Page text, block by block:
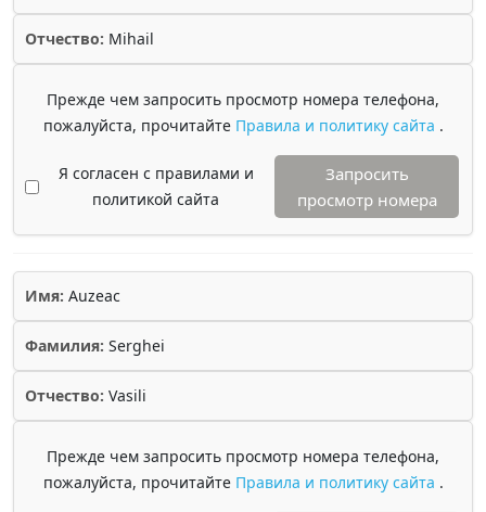
Отчество: Mihail
Прежде чем запросить просмотр номера телефона,
пожалуйста, прочитайте Правила и политику сайта .
Я согласен с правилами и
политикой сайта
Запросить
просмотр номера
Имя: Auzeac
Фамилия: Serghei
Отчество: Vasili
Прежде чем запросить просмотр номера телефона,
пожалуйста, прочитайте Правила и политику сайта .